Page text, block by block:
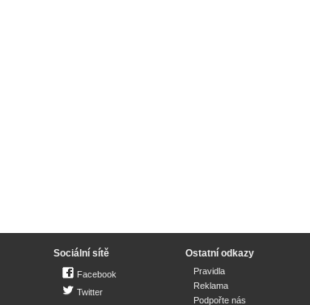
Sociální sítě
Facebook
Twitter
Ostatní odkazy
Pravidla
Reklama
Podpořte nás